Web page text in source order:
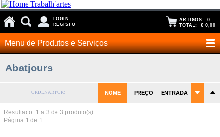
LOGIN
REGISTO
ARTIGOS: 0
TOTAL: € 0,00
Menu de Produtos e Serviços
Abatjours
ORDENAR POR: NOME PREÇO ENTRADA
Resultado: 1 a 3 de 3 produto(s)
Página 1 de 1